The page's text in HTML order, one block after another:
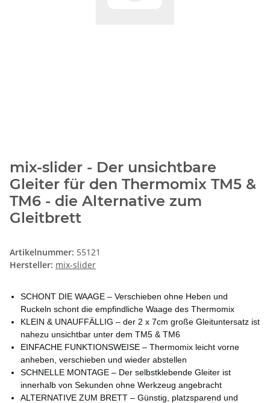
mix-slider - Der unsichtbare
Gleiter für den Thermomix TM5 &
TM6 - die Alternative zum
Gleitbrett
Artikelnummer: 55121
Hersteller: mix-slider
SCHONT DIE WAAGE – Verschieben ohne Heben und
Ruckeln schont die empfindliche Waage des Thermomix
KLEIN & UNAUFFÄLLIG – der 2 x 7cm große Gleituntersatz ist
nahezu unsichtbar unter dem TM5 & TM6
EINFACHE FUNKTIONSWEISE – Thermomix leicht vorne
anheben, verschieben und wieder abstellen
SCHNELLE MONTAGE – Der selbstklebende Gleiter ist
innerhalb von Sekunden ohne Werkzeug angebracht
ALTERNATIVE ZUM BRETT – Günstig, platzsparend und